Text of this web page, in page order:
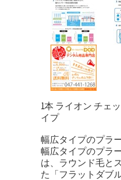
1本 ライオン チェ
イプ
幅広タイプのプラ
幅広タイプのプラ
は、ラウンド毛と
た「フラットダブ